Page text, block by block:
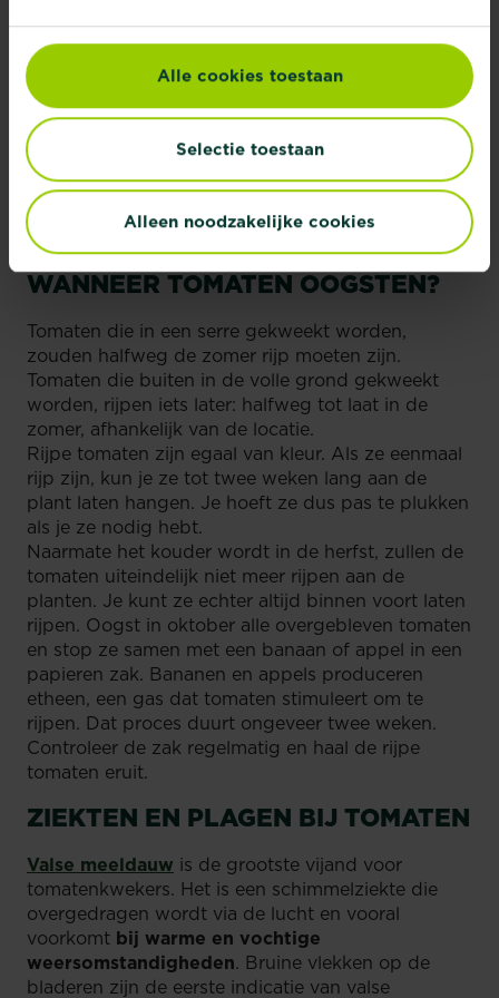
Alle cookies toestaan
Selectie toestaan
Alleen noodzakelijke cookies
trossen (zijtakken met blad en vrucht) zijn
ontstaan, knip je het groeipunt van de hoofdstam
af. Hierdoor kan de plant alle energie steken in het
produceren van meer vruchten.
Bij struiktomaten hoef je de zijscheuten en de
groeipunten niet te dieven. Het kan wel zijn dat je
de takken waar veel vruchten aanhangen, moet
ondersteunen.
WANNEER TOMATEN OOGSTEN?
Tomaten die in een serre gekweekt worden,
zouden halfweg de zomer rijp moeten zijn.
Tomaten die buiten in de volle grond gekweekt
worden, rijpen iets later: halfweg tot laat in de
zomer, afhankelijk van de locatie.
Rijpe tomaten zijn egaal van kleur. Als ze eenmaal
rijp zijn, kun je ze tot twee weken lang aan de
plant laten hangen. Je hoeft ze dus pas te plukken
als je ze nodig hebt.
Naarmate het kouder wordt in de herfst, zullen de
tomaten uiteindelijk niet meer rijpen aan de
planten. Je kunt ze echter altijd binnen voort laten
rijpen. Oogst in oktober alle overgebleven tomaten
en stop ze samen met een banaan of appel in een
papieren zak. Bananen en appels produceren
etheen, een gas dat tomaten stimuleert om te
rijpen. Dat proces duurt ongeveer twee weken.
Controleer de zak regelmatig en haal de rijpe
tomaten eruit.
ZIEKTEN EN PLAGEN BIJ TOMATEN
Valse meeldauw is de grootste vijand voor
tomatenkwekers. Het is een schimmelziekte die
overgedragen wordt via de lucht en vooral
voorkomt bij warme en vochtige
weersomstandigheden. Bruine vlekken op de
bladeren zijn de eerste indicatie van valse